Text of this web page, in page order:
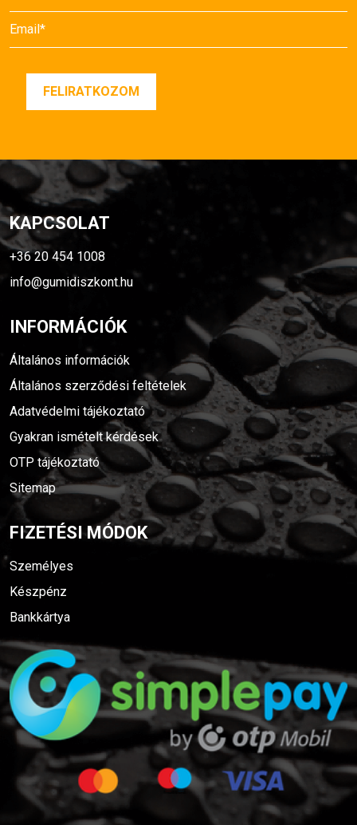
KAPCSOLAT
+36 20 454 1008
info@gumidiszkont.hu
INFORMÁCIÓK
Általános információk
Általános szerződési feltételek
Adatvédelmi tájékoztató
Gyakran ismételt kérdések
OTP tájékoztató
Sitemap
FIZETÉSI MÓDOK
Személyes
Készpénz
Bankkártya